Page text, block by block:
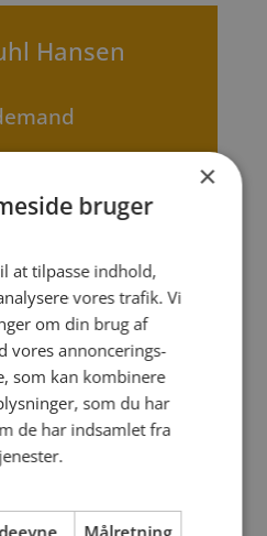
Hansen
og sørger for alt
og kontakten
til kirke eller kapel og
med præsten
og udsmykning af
×
bruger
at tilpasse indhold,
vores trafik. Vi
om din brug af
vores annoncerings-
som kan kombinere
som du har
de har indsamlet fra
Målretning